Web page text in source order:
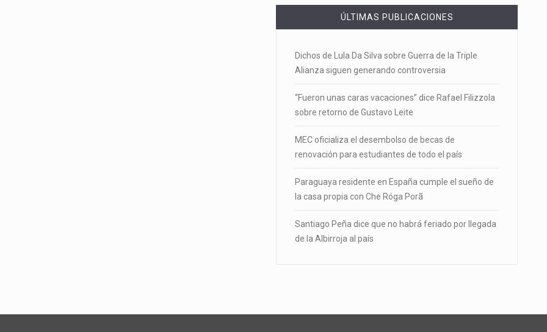
ÚLTIMAS PUBLICACIONES
Dichos de Lula Da Silva sobre Guerra de la Triple
Alianza siguen generando controversia
“Fueron unas caras vacaciones” dice Rafael Filizzola
sobre retorno de Gustavo Leite
MEC oficializa el desembolso de becas de
renovación para estudiantes de todo el país
Paraguaya residente en España cumple el sueño de
la casa propia con Che Róga Porã
Santiago Peña dice que no habrá feriado por llegada
de la Albirroja al país